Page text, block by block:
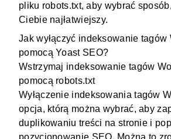
pliku robots.txt, aby wybrać
Ciebie najłatwiejszy.
Jak wyłączyć indeksowanie tagów
pomocą Yoast SEO?
Wstrzymaj indeksowanie tagów
pomocą robots.txt
Wyłączenie indeksowania tagów
opcja, którą można wybrać, aby
duplikowaniu treści na stronie i
pozycjonowanie SEO. Można to